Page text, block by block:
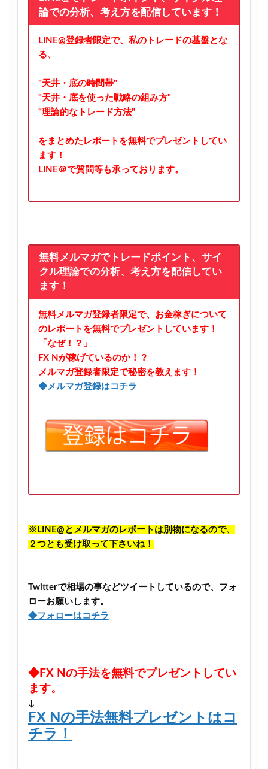
論での分析、考え方を配信しています！
LINE@登録者限定で、私のトレードの基盤とな
る、
"天井・底の時間帯"
"天井・底を使った戦略の組み方"
"理論的なトレード方法"
をまとめたレポートを無料でプレゼントしてい
ます！
LINE＠で質問等も承っております。
無料メルマガでトレードポイント、サイ
クル理論での分析、考え方を配信してい
ます！
無料メルマガ登録者限定で、お金稼ぎについて
のレポートを無料でプレゼントしています！
「なぜ！？」
FX Nが稼げているのか！？
メルマガ登録者限定で秘密を教えます！
◆メルマガ登録はコチラ
※LINE@とメルマガのレポートは別物になるので、
２つとも受け取って下さいね！
Twitterで相場の事などツイートしているので、フォ
ローお願いします。
◆フォローはコチラ
◆FX Nの手法を無料でプレゼントしてい
ます。
↓
FX Nの手法無料プレゼントはコ
チラ！